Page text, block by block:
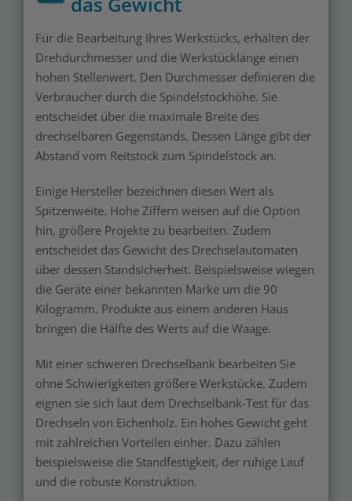
Für die Bearbeitung Ihres Werkstücks, erhalten der
Drehdurchmesser und die Werkstücklänge einen
hohen Stellenwert. Den Durchmesser definieren die
Verbraucher durch die Spindelstockhöhe. Sie
entscheidet über die maximale Breite des
drechselbaren Gegenstands. Dessen Länge gibt der
Abstand vom Reitstock zum Spindelstock an.
Einige Hersteller bezeichnen diesen Wert als
Spitzenweite. Hohe Ziffern weisen auf die Option
hin, größere Projekte zu bearbeiten. Zudem
entscheidet das Gewicht des Drechselautomaten
über dessen Standsicherheit. Beispielsweise wiegen
die Geräte einer bekannten Marke um die 90
Kilogramm. Produkte aus einem anderen Haus
bringen die Hälfte des Werts auf die Waage.
Mit einer schweren Drechselbank bearbeiten Sie
ohne Schwierigkeiten größere Werkstücke. Zudem
eignen sie sich laut dem Drechselbank-Test für das
Drechseln von Eichenholz. Ein hohes Gewicht geht
mit zahlreichen Vorteilen einher. Dazu zählen
beispielsweise die Standfestigkeit, der ruhige Lauf
und die robuste Konstruktion.